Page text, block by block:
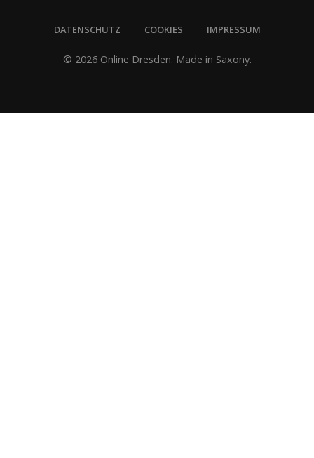
DATENSCHUTZ COOKIES IMPRESSUM
© 2026 Online Dresden. Made in Saxony.